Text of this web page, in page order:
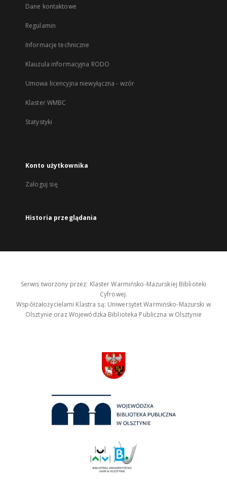
Dane kontaktowe
Regulamin
Informacje techniczne
Klauzula informacyjna RODO
Umowa licencyjna niewyłączna - wzór
Klaster WMBC
Statystyki
Konto użytkownika
Zaloguj się
Historia przeglądania
Serwis tworzony przez: Klaster Warmińsko-Mazurskiej Biblioteki
Cyfrowej.
Współzałożycielami Klastra są: Uniwersytet Warmińsko-Mazurski w
Olsztynie oraz Wojewódzka Biblioteka Publiczna w Olsztynie